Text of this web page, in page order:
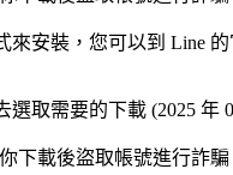
來安裝，您可以到 Line
選取需要的下載 (2025 年